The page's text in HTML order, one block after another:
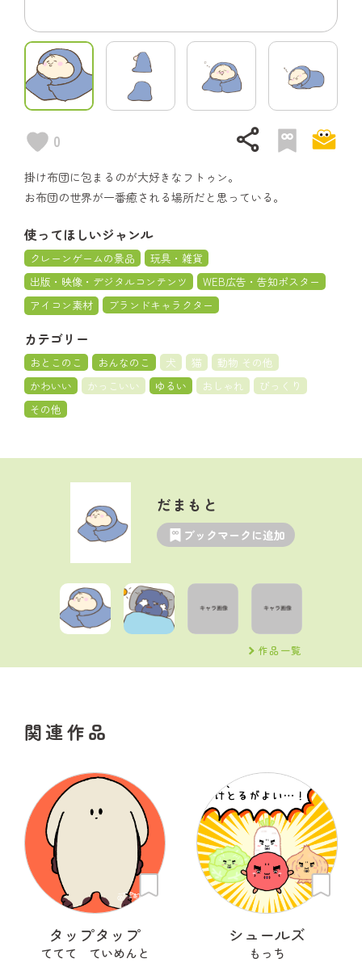
0 share
掛け布団に包まるのが大好きなフトゥン。
お布団の世界が一番癒される場所だと思っている。
使ってほしいジャンル
クレーンゲームの景品
玩具・雑貨
出版・映像・デジタルコンテンツ
WEB広告・告知ポスター
アイコン素材
ブランドキャラクター
カテゴリー
おとこのこ おんなのこ 犬 猫
動物 その他
かわいい
かっこいい ゆるい おしゃれ
びっくり
その他
だまもと
ブックマークに追加
作品一覧
関連作品
タップタップ
ててて ていめんと
シュールズ
もっち